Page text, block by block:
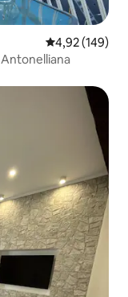
4,92 av 5 i
4,92 (149)